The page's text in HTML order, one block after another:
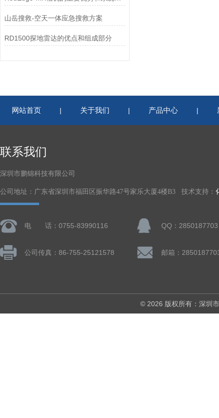
山岳搜救-空天一体应急搜救方案
RD1500探地雷达的优点和组成部分
网站首页 | 关于我们 | 产品中心 |
联系我们
深圳市鹏锦科技有限公司
公司地址：广东省深圳市福田区振华路47号家乐大厦4楼B3 技术支持：
电 话：0755-83990116 QQ：2850187703
公司传真：86-755-25121578 邮箱：
© 2026 版权所有：深圳